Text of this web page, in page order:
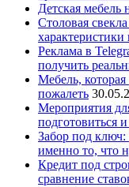
Детская мебель
Столовая
характеристики
Реклама в
получить
Мебель, которая
пожалеть
Мероприятия
подготовиться
Забор под ключ:
именно то, что
Кредит под
сравнение